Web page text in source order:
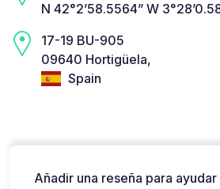
N 42°2’58.5564” W
17-19 BU-905
09640 Hortigüela,
Spain
Añadir una reseña para